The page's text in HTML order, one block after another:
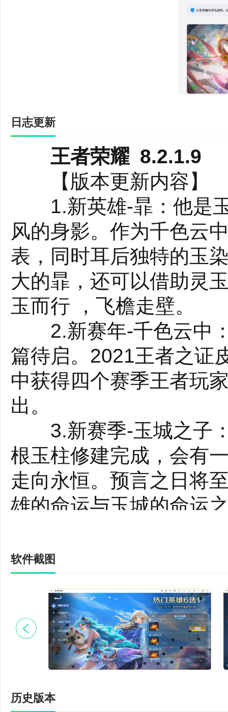
才能打败对手!支持在
协作!快来体验王者荣
【精美画质】王者荣
的建模、技能特效，还
冲击!支持在电脑玩ios
浸在这美轮美奂的游戏
【电竞赛事】王者荣
竞技项目!全国各地的
赛中尽情挥洒汗水，争
随时随地观看比赛直播!
的舞台!
日志更新
王者荣耀 8.2.1.9
【版本更新内容】
1.新英雄-暃：他是玉
风的身影。作为千色云
表，同时耳后独特的玉
大的暃，还可以借助灵
玉而行 ，飞檐走壁。
2.新赛年-千色云中：
篇待启。2021王者之证
中获得四个赛季王者玩
出。
3.新赛季-玉城之子：
根玉柱修建完成，会有
走向永恒。预言之日将
雄的命运与玉城的命运
通过“风物故事”了解王
达摩-沙漠行僧上线，赛
可直接获得该皮肤。
4.新玩法-双龙焕新：
锋】，助力玩家强势进
5.新高光-多元高光：
软件截图
历史版本